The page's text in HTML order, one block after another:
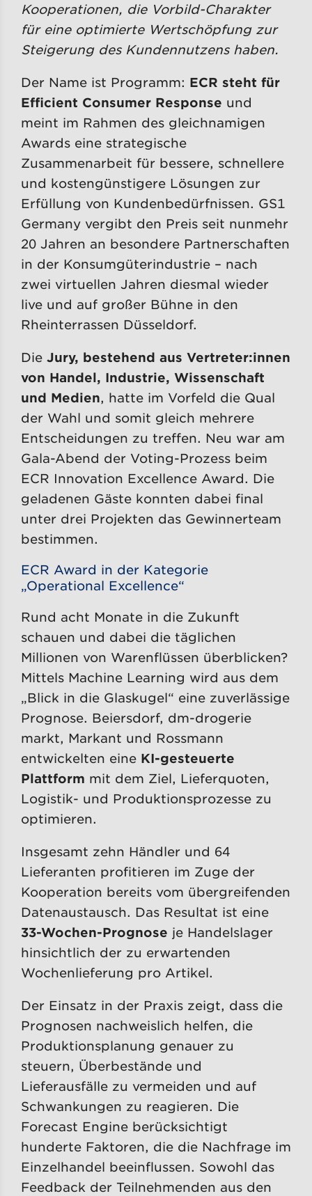
Kooperationen, die Vorbild-Charakter
für eine optimierte Wertschöpfung zur
Steigerung des Kundennutzens haben.
Der Name ist Programm: ECR steht für
Efficient Consumer Response und
meint im Rahmen des gleichnamigen
Awards eine strategische
Zusammenarbeit für bessere, schnellere
und kostengünstigere Lösungen zur
Erfüllung von Kundenbedürfnissen. GS1
Germany vergibt den Preis seit nunmehr
20 Jahren an besondere Partnerschaften
in der Konsumgüterindustrie – nach
zwei virtuellen Jahren diesmal wieder
live und auf großer Bühne in den
Rheinterrassen Düsseldorf.
Die Jury, bestehend aus Vertreter:innen
von Handel, Industrie, Wissenschaft
und Medien, hatte im Vorfeld die Qual
der Wahl und somit gleich mehrere
Entscheidungen zu treffen. Neu war am
Gala-Abend der Voting-Prozess beim
ECR Innovation Excellence Award. Die
geladenen Gäste konnten dabei final
unter drei Projekten das Gewinnerteam
bestimmen.
ECR Award in der Kategorie
„Operational Excellence“
Rund acht Monate in die Zukunft
schauen und dabei die täglichen
Millionen von Warenflüssen überblicken?
Mittels Machine Learning wird aus dem
„Blick in die Glaskugel“ eine zuverlässige
Prognose. Beiersdorf, dm-drogerie
markt, Markant und Rossmann
entwickelten eine KI-gesteuerte
Plattform mit dem Ziel, Lieferquoten,
Logistik- und Produktionsprozesse zu
optimieren.
Insgesamt zehn Händler und 64
Lieferanten profitieren im Zuge der
Kooperation bereits vom übergreifenden
Datenaustausch. Das Resultat ist eine
33-Wochen-Prognose je Handelslager
hinsichtlich der zu erwartenden
Wochenlieferung pro Artikel.
Der Einsatz in der Praxis zeigt, dass die
Prognosen nachweislich helfen, die
Produktionsplanung genauer zu
steuern, Überbestände und
Lieferausfälle zu vermeiden und auf
Schwankungen zu reagieren. Die
Forecast Engine berücksichtigt
hunderte Faktoren, die die Nachfrage im
Einzelhandel beeinflussen. Sowohl das
Feedback der Teilnehmenden aus den